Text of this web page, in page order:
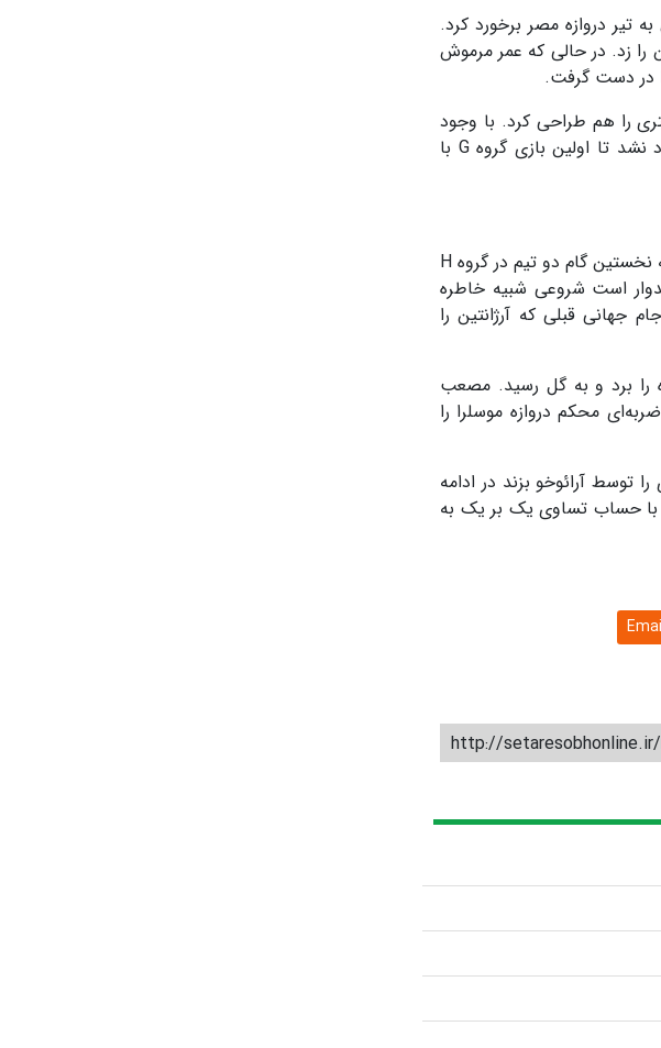
ایستگاهی کوین دی بروین به تیر دروازه مصر برخورد کرد.
را زد. در حالی که عمر مرموش
در دست گرفت.
را هم طراحی کرد. با وجود
تلاش‌های تیم گارسیا و همچنین ضدحملات فراعنه، در دقایق پایانی خطر جدی روی دروازه‌ها ایجاد نشد تا اولین بازی گروه G با
دیدار تیم‌های عربستان و اروگوئه از این لحظه در ورزشگاه هارد راک شهر میامی آغاز شد، مسابقه‌ای که نخستین گام دو تیم در گروه H
است شروعی شبیه خاطره
حذفی برسد و یا جام جهانی قبلی که آرژانتین را
را برد و به گل رسید. مصعب
محکم دروازه موسلرا را
در نهایت در دقیقه ۸۰ موفق شد گل تساوی را توسط آرائوخو بزند در ادامه
با حساب تساوی یک بر یک به
http://